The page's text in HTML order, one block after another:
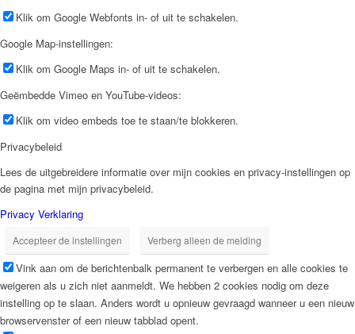
Klik om Google Webfonts in- of uit te schakelen.
Google Map-instellingen:
Klik om Google Maps in- of uit te schakelen.
Geëmbedde Vimeo en YouTube-videos:
Klik om video embeds toe te staan/te blokkeren.
Privacybeleid
Lees de uitgebreidere informatie over mijn cookies en privacy-instellingen op
de pagina met mijn privacybeleid.
Privacy Verklaring
Accepteer de instellingen Verberg alleen de melding
Vink aan om de berichtenbalk permanent te verbergen en alle cookies te
weigeren als u zich niet aanmeldt. We hebben 2 cookies nodig om deze
instelling op te slaan. Anders wordt u opnieuw gevraagd wanneer u een nieuw
browservenster of een nieuw tabblad opent.